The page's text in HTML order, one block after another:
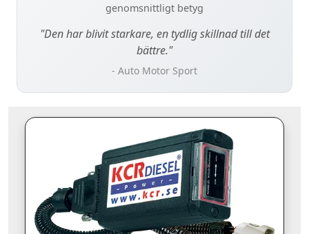
genomsnittligt betyg
"Den har blivit starkare, en tydlig skillnad till det
bättre."
- Auto Motor Sport